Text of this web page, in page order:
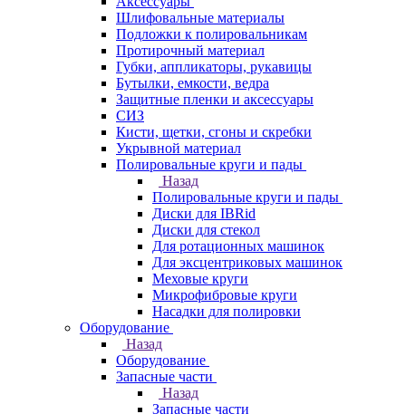
Шлифовальные материалы
Подложки к полировальникам
Протирочный материал
Губки, аппликаторы, рукавицы
Бутылки, емкости, ведра
Защитные пленки и аксессуары
СИЗ
Кисти, щетки, сгоны и скребки
Укрывной материал
Полировальные круги и пады
Назад
Полировальные круги и пады
Диски для IBRid
Диски для стекол
Для ротационных машинок
Для эксцентриковых машинок
Меховые круги
Микрофибровые круги
Насадки для полировки
Оборудование
Назад
Оборудование
Запасные части
Назад
Запасные части